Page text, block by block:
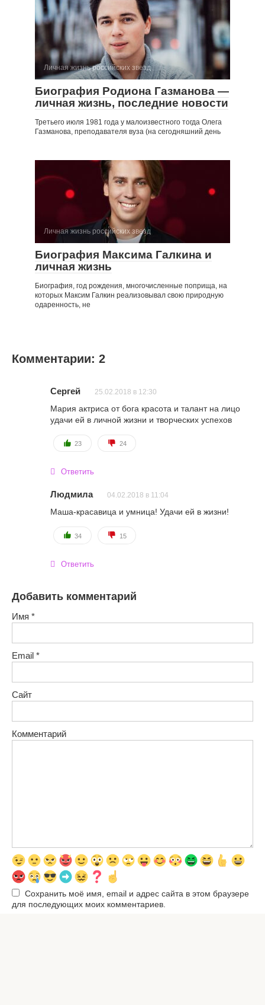
Личная жизнь российских звезд
Биография Родиона Газманова —
личная жизнь, последние новости
Третьего июля 1981 года у малоизвестного тогда Олега
Газманова, преподавателя вуза (на сегодняшний день
Личная жизнь российских звезд
Биография Максима Галкина и
личная жизнь
Биография, год рождения, многочисленные поприща, на
которых Максим Галкин реализовывал свою природную
одаренность, не
Комментарии: 2
Сергей 25.02.2018 в 12:30
Мария актриса от бога красота и талант на лицо
удачи ей в личной жизни и творческих успехов
23 24
Ответить
Людмила 04.02.2018 в 11:04
Маша-красавица и умница! Удачи ей в жизни!
34 15
Ответить
Добавить комментарий
Имя *
Email *
Сайт
Комментарий
Сохранить моё имя, email и адрес сайта в этом браузере
для последующих моих комментариев.